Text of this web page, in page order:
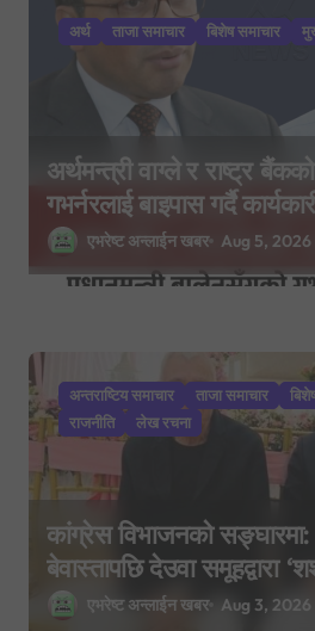
अर्थ ताजा समाचार बिशेष समाचार
अर्थमन्त्री वाग्ले र राष्ट्र
गभर्नरलाई बाइपास गर्दै
मन्त्रालय बोलाइयो
एभरेष्ट अन्लाईन खबर Aug 5, 2026
अन्तराष्टिय समाचार ताजा समाचार
राजनीति
लेख रचना
कांग्रेस विभाजनको
बेवास्तापछि देउवा समूहद्वारा
२९ मा नयाँ राजनीतिक
एभरेष्ट अन्लाईन खबर Aug 3, 2026